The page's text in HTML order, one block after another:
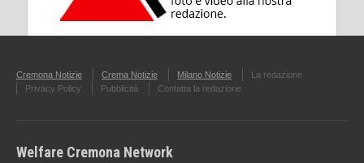
Cremona Notizie Crema Notizie Milano Notizie
La redazione
Privacy Policy
Pubblicità Contatta la redazione
Welfare Cremona Network